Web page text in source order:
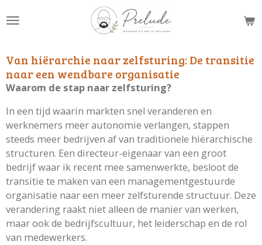
direct
de
Van hiërarchie naar zelfsturing: De transitie
naar een wendbare organisatie
Waarom de stap naar zelfsturing?
In een tijd waarin markten snel veranderen en
werknemers meer autonomie verlangen, stappen
steeds meer bedrijven af van traditionele hiërarchische
structuren. Een directeur-eigenaar van een groot
bedrijf waar ik recent mee samenwerkte, besloot de
transitie te maken van een managementgestuurde
organisatie naar een meer zelfsturende structuur. Deze
verandering raakt niet alleen de manier van werken,
maar ook de bedrijfscultuur, het leiderschap en de rol
van medewerkers.